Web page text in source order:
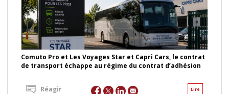
Comuto Pro et Les Voyages Star et Capri Cars, le contrat
de transport échappe au régime du contrat d’adhésion
Lire
Réagir